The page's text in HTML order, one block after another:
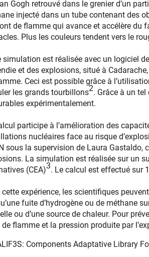
Gogh retrouvé dans le grenier d’un
injecté dans un tube contenant des
de flamme qui avance et accélère du
Plus les couleurs tendent vers le
simulation est réalisée avec un logiciel
et des explosions, situé à
Ceci est possible grâce à
les grands tourbillons2. Grâce à un
expérimentalement.
participe à l’amélioration des
nucléaires face au risque
sous la supervision de Laura
La simulation est réalisée sur un
(CEA)3. Le calcul est effectué sur
cette expérience, les scientifiques
fuite d’hydrogène ou de méthane
ou d’une source de chaleur. Pour
flamme et la pression produite par
Components Adaptative Library